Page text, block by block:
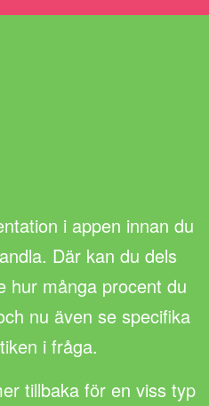
i appen innan du
Där kan du dels
hur många procent du
nu även se specifika
i fråga.
tillbaka för en viss typ